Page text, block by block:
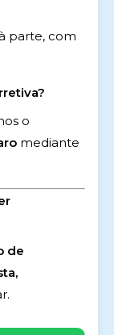
parte, com
o
mediante
de